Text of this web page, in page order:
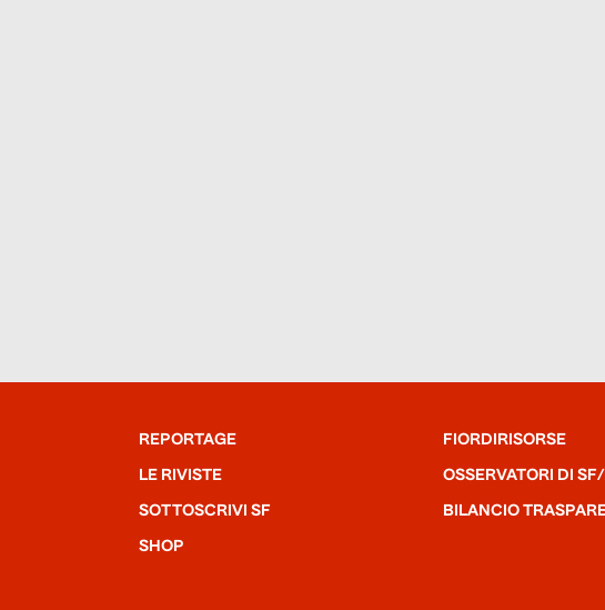
REPORTAGE
LE RIVISTE
SOTTOSCRIVI SF
SHOP
FIORDIRISORSE
OSSERVATORI DI
BILANCIO